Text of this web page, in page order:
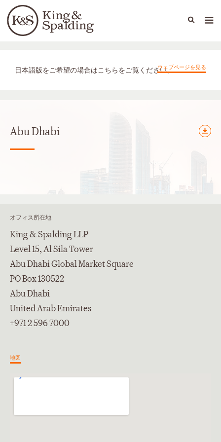
Languages
People Capabilities
オフィス（国内外拠点）
日本語版をご希望の場合はこちらをご覧ください。ウェブページを見る
Abu Dhabi
オフィス所在地
King & Spalding LLP
Level 15, Al Sila Tower
Abu Dhabi Global Market Square
PO Box 130522
Abu Dhabi
United Arab Emirates
+971 2 596 7000
地図